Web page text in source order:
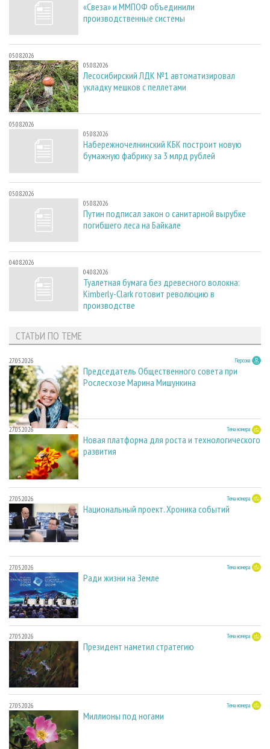
«Свеза» и ММПОФ объединили
производственные системы
05.08.2026
05.08.2026
Лесосибирский ЛДК №1 автоматизировал
укладку мешков с пеллетами
05.08.2026
05.08.2026
Набережночелнинский КБК построит новую
бумажную фабрику за 3 млрд рублей
05.08.2026
05.08.2026
Путин подписал закон о санитарной вырубке
погибшего леса на Байкале
04.08.2026
04.08.2026
Туалетная бумага без древесного волокна:
Kimberly-Clark готовит революцию в
производстве
СТАТЬИ ПО ТЕМЕ
27.05.2026 Персона
Председатель Общественного совета при
Рослесхозе Марина Мишункина
27.05.2026 Тема номера
Новая платформа для роста и технологического
развития
27.05.2026 Тема номера
Национальный проект. Хроника событий
27.05.2026 Тема номера
Ради жизни на Земле
27.05.2026 Тема номера
Президент наметил стратегию
27.05.2026 Тема номера
Миллионы под ногами